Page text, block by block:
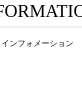
インフォメーション